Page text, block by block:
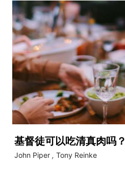
基督徒可以吃清真肉吗？
John Piper , Tony Reinke